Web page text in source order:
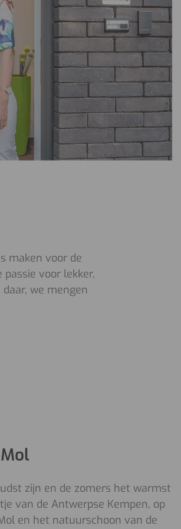
maken voor de
voor lekker,
we mengen
zijn en de zomers het warmst
van de Antwerpse Kempen, op
en het natuurschoon van de